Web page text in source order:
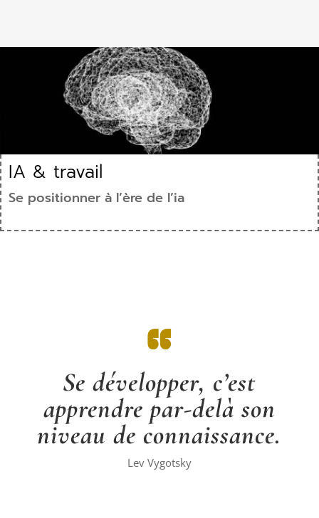
IA & travail
Se positionner à l’ère de l’ia
Se développer, c’est
apprendre par-delà son
niveau de connaissance.
Lev Vygotsky